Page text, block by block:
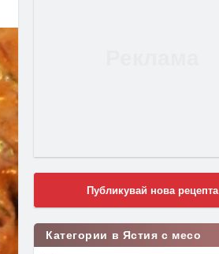
Публикувай нова рецепта
Категории в Ястия с месо